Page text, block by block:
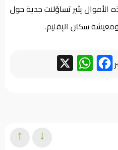
الأموال يثير تساؤلات جدية حول
سكان الإقليم.
Facebook
WhatsApp
↓
↑